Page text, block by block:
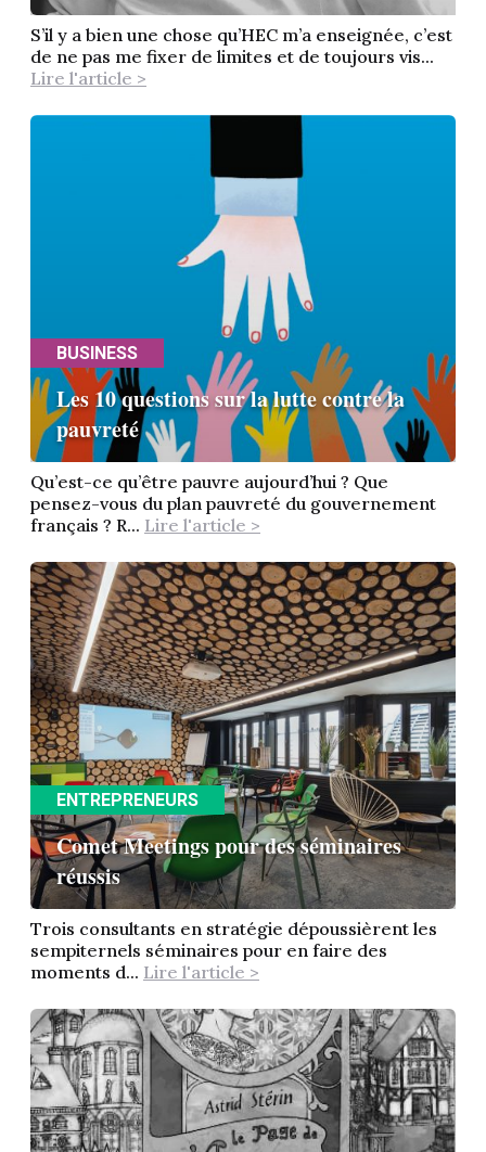
S’il y a bien une chose qu’HEC m’a enseignée, c’est
de ne pas me fixer de limites et de toujours vis...
Lire l'article >
BUSINESS
Les 10 questions sur la lutte contre la
pauvreté
Qu’est-ce qu’être pauvre aujourd’hui ? Que
pensez-vous du plan pauvreté du gouvernement
français ? R... Lire l'article >
ENTREPRENEURS
Comet Meetings pour des séminaires
réussis
Trois consultants en stratégie dépoussièrent les
sempiternels séminaires pour en faire des
moments d... Lire l'article >